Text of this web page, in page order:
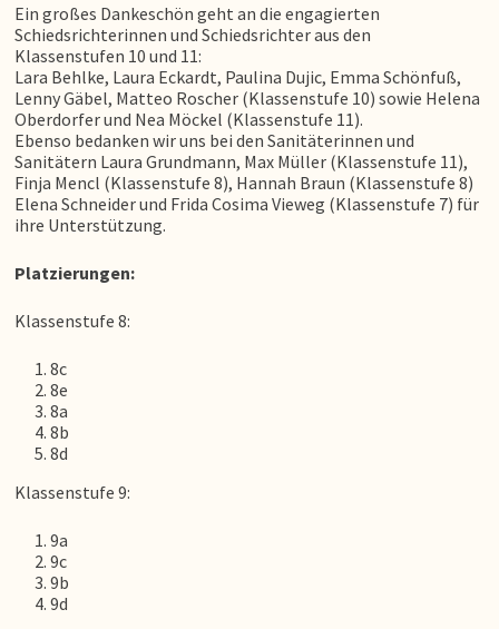
Ein großes Dankeschön geht an die engagierten
Schiedsrichterinnen und Schiedsrichter aus den
Klassenstufen 10 und 11:
Lara Behlke, Laura Eckardt, Paulina Dujic, Emma Schönfuß,
Lenny Gäbel, Matteo Roscher (Klassenstufe 10) sowie Helena
Oberdorfer und Nea Möckel (Klassenstufe 11).
Ebenso bedanken wir uns bei den Sanitäterinnen und
Sanitätern Laura Grundmann, Max Müller (Klassenstufe 11),
Finja Mencl (Klassenstufe 8), Hannah Braun (Klassenstufe 8)
Elena Schneider und Frida Cosima Vieweg (Klassenstufe 7) für
ihre Unterstützung.
Platzierungen:
Klassenstufe 8:
8c
8e
8a
8b
8d
Klassenstufe 9:
9a
9c
9b
9d